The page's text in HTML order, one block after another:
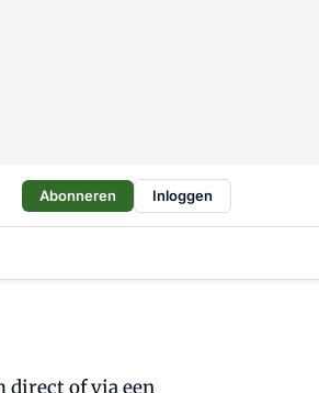
Abonneren Inloggen
direct of via een